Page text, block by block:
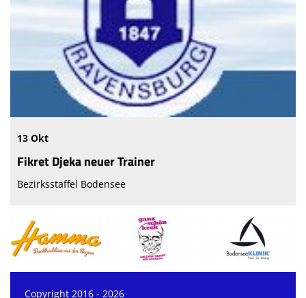
13 Okt
Fikret Djeka neuer Trainer
Bezirksstaffel Bodensee
Copyright 2016 - 2026